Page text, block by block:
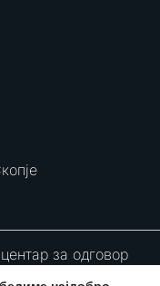
за одговор